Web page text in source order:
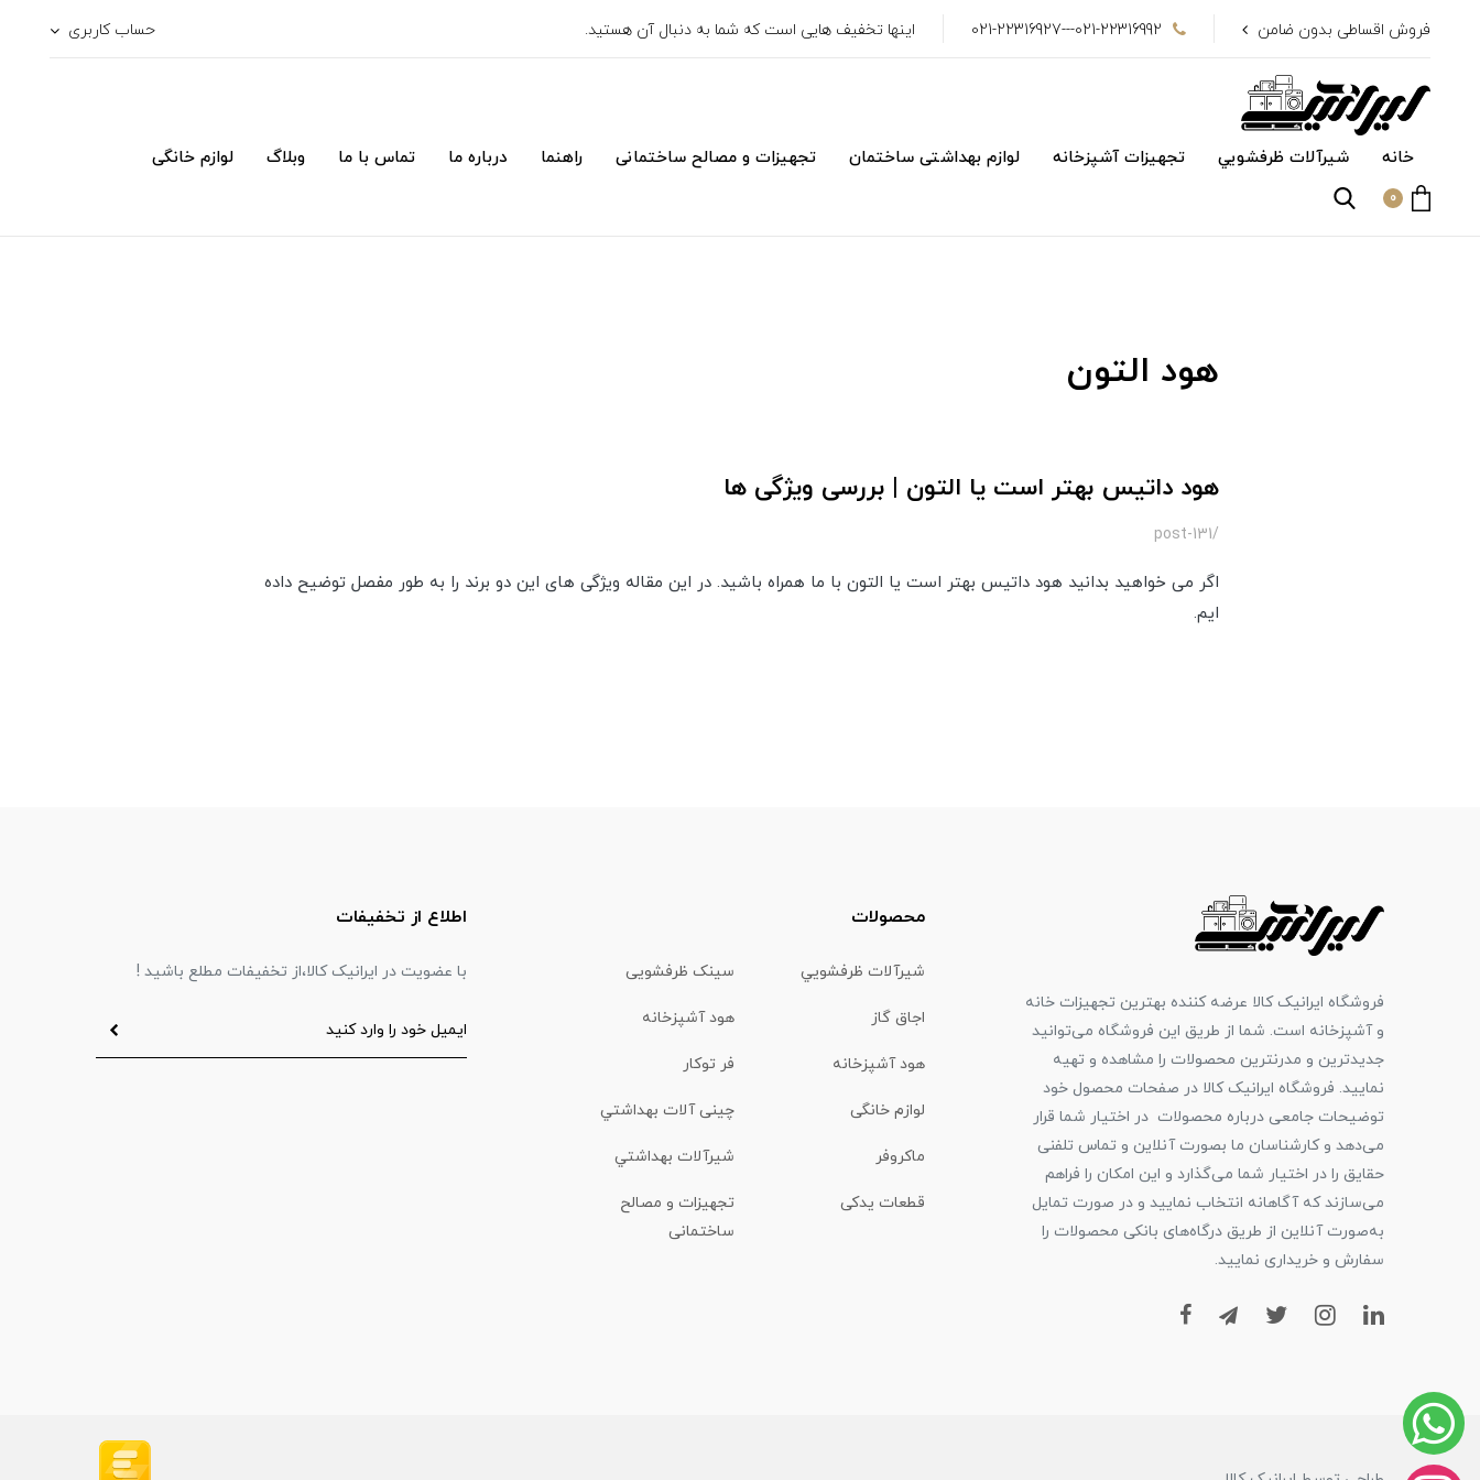
فروش اقساطی بدون ضامن 021-22316992---021-22316927 اینها تخفیف هایی است که شما به دنبال آن هستید. حساب کاربری
خانه شیرآلات ظرفشويي تجهیزات آشپزخانه لوازم بهداشتی ساختمان تجهیزات و مصالح ساختمانی راهنما درباره ما تماس با ما وبلاگ لوازم خانگی
0
هود التون
هود داتیس بهتر است یا التون | بررسی ویژگی ها
/post-131
اگر می خواهید بدانید هود داتیس بهتر است یا التون با ما همراه باشید. در این مقاله ویژگی های این دو برند را به طور مفصل توضیح داده
ایم.
فروشگاه ایرانیک کالا عرضه کننده بهترین تجهیزات خانه
و آشپزخانه است. شما از طریق این فروشگاه می‌توانید
جدیدترین و مدرنترین محصولات را مشاهده و تهیه
نمایید. فروشگاه ایرانیک کالا در صفحات محصول خود
توضیحات جامعی درباره محصولات در اختیار شما قرار
می‌دهد و کارشناسان ما بصورت آنلاین و تماس تلفنی
حقایق را در اختیار شما می‌گذارد و این امکان را فراهم
می‌سازند که آگاهانه انتخاب نمایید و در صورت تمایل
به‌صورت آنلاین از طریق درگاه‌های بانکی محصولات را
سفارش و خریداری نمایید.
محصولات
شیرآلات ظرفشويي سینک ظرفشویی
اجاق گاز هود آشپزخانه
هود آشپزخانه فر توکار
لوازم خانگی چینی آلات بهداشتي
ماكروفر شیرآلات بهداشتي
قطعات یدکی
تجهیزات و مصالح
ساختمانی
اطلاع از تخفیفات
با عضویت در ایرانیک کالا،از تخفیفات مطلع باشید !